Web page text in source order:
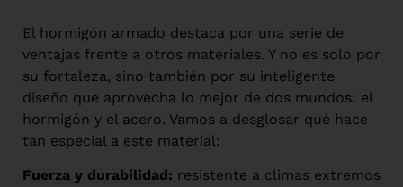
El hormigón armado destaca por una serie de
ventajas frente a otros materiales. Y no es solo por
su fortaleza, sino también por su inteligente
diseño que aprovecha lo mejor de dos mundos: el
hormigón y el acero. Vamos a desglosar qué hace
tan especial a este material:
Fuerza y durabilidad: resistente a climas extremos